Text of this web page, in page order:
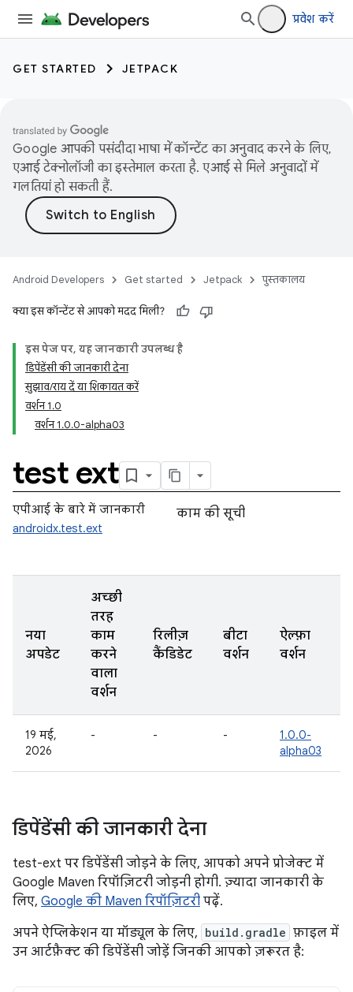
प्रवेश करें
GET STARTED JETPACK
Google आपकी पसंदीदा भाषा में कॉन्टेंट का अनुवाद करने के लिए,
एआई टेक्नोलॉजी का इस्तेमाल करता है. एआई से मिले अनुवादों में
गलतियां हो सकती हैं.
Android Developers Get started Jetpack पुस्तकालय
क्या इस कॉन्टेंट से आपको मदद मिली?
इस पेज पर, यह जानकारी उपलब्ध है
डिपेंडेंसी की जानकारी देना
सुझाव/राय दें या शिकायत करें
वर्शन 1.0
वर्शन 1.0.0-alpha03
test ext
एपीआई के बारे में जानकारी
androidx.test.ext
काम की सूची
नया
अपडेट
अच्छी
तरह
काम
करने
वाला
वर्शन
रिलीज़
कैंडिडेट
बीटा
वर्शन
ऐल्फ़ा
वर्शन
19 मई,
2026
- - -
1.0.0-
alpha03
डिपेंडेंसी की जानकारी देना
test-ext पर डिपेंडेंसी जोड़ने के लिए, आपको अपने प्रोजेक्ट में
Google Maven रिपॉज़िटरी जोड़नी होगी. ज़्यादा जानकारी के
लिए, Google की Maven रिपॉज़िटरी पढ़ें.
अपने ऐप्लिकेशन या मॉड्यूल के लिए, build.gradle फ़ाइल में
उन आर्टफ़ैक्ट की डिपेंडेंसी जोड़ें जिनकी आपको ज़रूरत है: